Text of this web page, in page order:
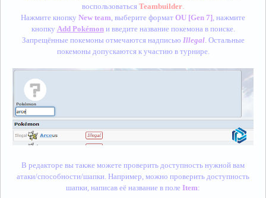
воспользоваться Teambuilder
Нажмите кнопку New team , выберите формат OU [Gen 7] , нажмите
кнопку Add Pokémonи введите название покемона в поиске.
Запрещённые покемоны отмечаются надписью Illegal. Остальные
покемоны допускаются к участию в турнире.
В редакторе вы также можете проверить доступность нужной вам
атаки/способности/шапки. Например, можно проверить доступность
шапки, написав её название в поле Item: